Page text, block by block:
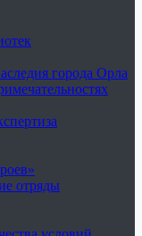
города Орла
отряды